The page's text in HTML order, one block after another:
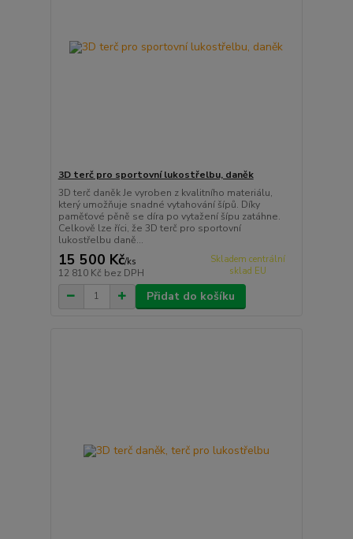
3D terč pro sportovní lukostřelbu, daněk
3D terč daněk Je vyroben z kvalitního materiálu,
který umožňuje snadné vytahování šípů. Díky
paměťové pěně se díra po vytažení šípu zatáhne.
Celkově lze říci, že 3D terč pro sportovní
lukostřelbu daně...
15 500 Kč/ks
12 810 Kč bez DPH
Skladem centrální
sklad EU
Přidat do košíku